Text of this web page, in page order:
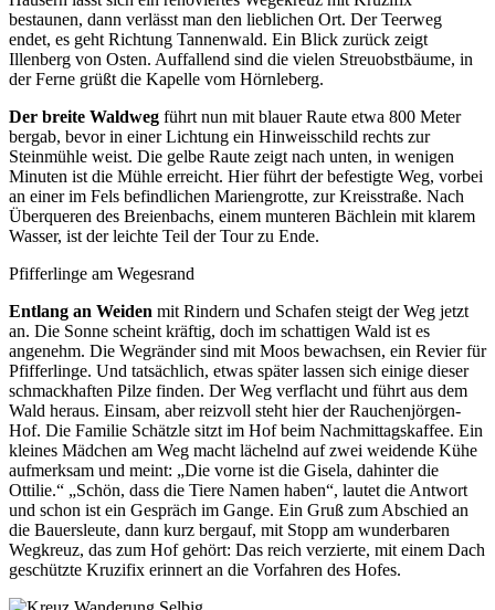
bestaunen, dann verlässt man den lieblichen Ort. Der Teerweg
endet, es geht Richtung Tannenwald. Ein Blick zurück zeigt
Illenberg von Osten. Auffallend sind die vielen Streuobstbäume, in
der Ferne grüßt die Kapelle vom Hörnleberg.
Der breite Waldweg führt nun mit blauer Raute etwa 800 Meter
bergab, bevor in einer Lichtung ein Hinweisschild rechts zur
Steinmühle weist. Die gelbe Raute zeigt nach unten, in wenigen
Minuten ist die Mühle erreicht. Hier führt der befestigte Weg, vorbei
an einer im Fels befindlichen Mariengrotte, zur Kreisstraße. Nach
Überqueren des Breienbachs, einem munteren Bächlein mit klarem
Wasser, ist der leichte Teil der Tour zu Ende.
Pfifferlinge am Wegesrand
Entlang an Weiden mit Rindern und Schafen steigt der Weg jetzt
an. Die Sonne scheint kräftig, doch im schattigen Wald ist es
angenehm. Die Wegränder sind mit Moos bewachsen, ein Revier für
Pfifferlinge. Und tatsächlich, etwas später lassen sich einige dieser
schmackhaften Pilze finden. Der Weg verflacht und führt aus dem
Wald heraus. Einsam, aber reizvoll steht hier der Rauchenjörgen-
Hof. Die Familie Schätzle sitzt im Hof beim Nachmittagskaffee. Ein
kleines Mädchen am Weg macht lächelnd auf zwei weidende Kühe
aufmerksam und meint: „Die vorne ist die Gisela, dahinter die
Ottilie.“ „Schön, dass die Tiere Namen haben“, lautet die Antwort
und schon ist ein Gespräch im Gange. Ein Gruß zum Abschied an
die Bauersleute, dann kurz bergauf, mit Stopp am wunderbaren
Wegkreuz, das zum Hof gehört: Das reich verzierte, mit einem Dach
geschützte Kruzifix erinnert an die Vorfahren des Hofes.